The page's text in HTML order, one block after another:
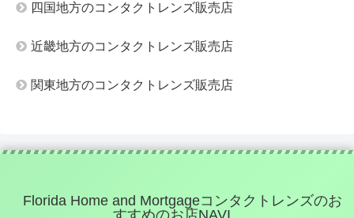
四国地方のコンタクトレンズ販売店
近畿地方のコンタクトレンズ販売店
関東地方のコンタクトレンズ販売店
Florida Home and Mortgageコンタクトレンズのお